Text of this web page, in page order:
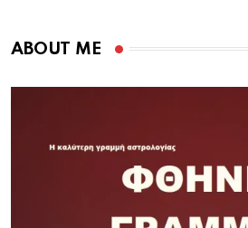
ABOUT ME